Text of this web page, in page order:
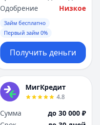
Одобрение
Низкое
Займ бесплатно
Первый займ 0%
Получить деньги
МигКредит
4.8
Сумма
до 30 000 ₽